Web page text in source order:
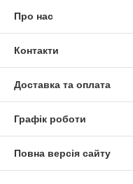
Про нас
Контакти
Доставка та оплата
Графік роботи
Повна версія сайту